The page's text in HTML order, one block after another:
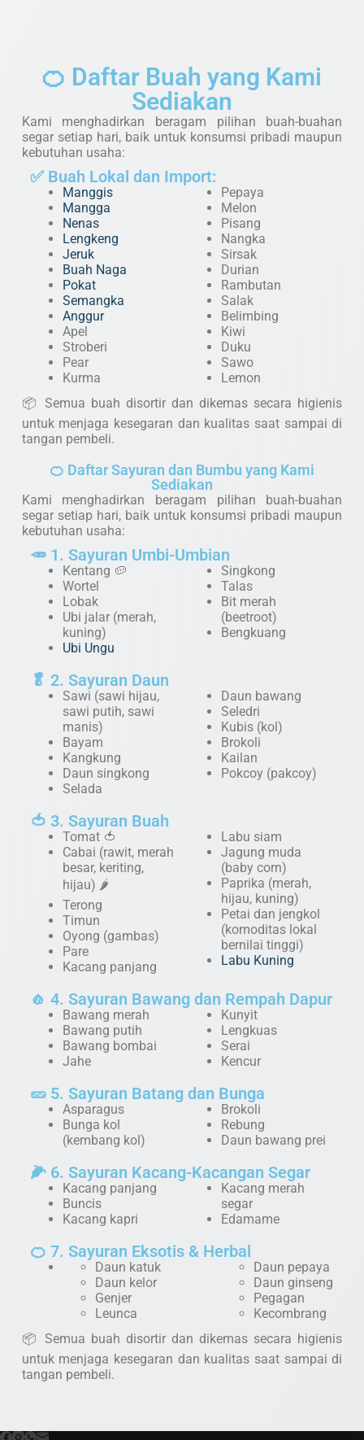
🍊 Daftar Buah yang Kami
Sediakan
Kami menghadirkan beragam pilihan buah-buahan
segar setiap hari, baik untuk konsumsi pribadi maupun
kebutuhan usaha:
✅ Buah Lokal dan Import:
Manggis
Mangga
Nenas
Lengkeng
Jeruk
Buah Naga
Pokat
Semangka
Anggur
Apel
Stroberi
Pear
Kurma
Pepaya
Melon
Pisang
Nangka
Sirsak
Durian
Rambutan
Salak
Belimbing
Kiwi
Duku
Sawo
Lemon
📦 Semua buah disortir dan dikemas secara higienis
untuk menjaga kesegaran dan kualitas saat sampai di
tangan pembeli.
🍊 Daftar Sayuran dan Bumbu yang Kami
Sediakan
Kami menghadirkan beragam pilihan buah-buahan
segar setiap hari, baik untuk konsumsi pribadi maupun
kebutuhan usaha:
🥕 1. Sayuran Umbi-Umbian
Kentang 🥔
Wortel
Lobak
Ubi jalar (merah,
kuning)
Ubi Ungu
Singkong
Talas
Bit merah
(beetroot)
Bengkuang
🥬 2. Sayuran Daun
Sawi (sawi hijau,
sawi putih, sawi
manis)
Bayam
Kangkung
Daun singkong
Selada
Daun bawang
Seledri
Kubis (kol)
Brokoli
Kailan
Pokcoy (pakcoy)
🍅 3. Sayuran Buah
Tomat 🍅
Cabai (rawit, merah
besar, keriting,
hijau) 🌶️
Terong
Timun
Oyong (gambas)
Pare
Kacang panjang
Labu siam
Jagung muda
(baby corn)
Paprika (merah,
hijau, kuning)
Petai dan jengkol
(komoditas lokal
bernilai tinggi)
Labu Kuning
🧄 4. Sayuran Bawang dan Rempah Dapur
Bawang merah
Bawang putih
Bawang bombai
Jahe
Kunyit
Lengkuas
Serai
Kencur
🥒 5. Sayuran Batang dan Bunga
Asparagus
Bunga kol
(kembang kol)
Brokoli
Rebung
Daun bawang prei
🌽 6. Sayuran Kacang-Kacangan Segar
Kacang panjang
Buncis
Kacang kapri
Kacang merah
segar
Edamame
🍊 7. Sayuran Eksotis & Herbal
Daun katuk
Daun kelor
Genjer
Leunca
Daun pepaya
Daun ginseng
Pegagan
Kecombrang
📦 Semua buah disortir dan dikemas secara higienis
untuk menjaga kesegaran dan kualitas saat sampai di
tangan pembeli.